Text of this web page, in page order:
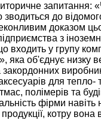
запитання:
зводиться до
доказом
з
входить у групу
яка об'єднує низку
закордонних
для тепло-
полімерів та
фірми навіть
котру вона